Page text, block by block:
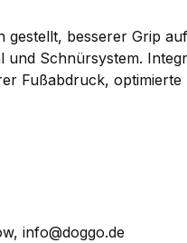
besserer Grip
Schnürsystem.
Fußabdruck,
info@doggo.de